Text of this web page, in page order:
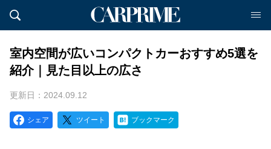
室内空間が広いコンパクトカーおすすめ5選を
紹介｜見た目以上の広さ
更新日：2024.09.12
シェア ツイート ブックマーク